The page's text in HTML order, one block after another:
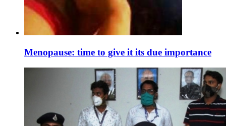
Menopause: time to give it its due importance